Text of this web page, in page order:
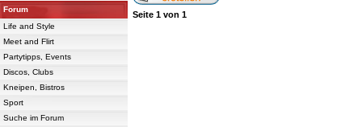
Forum
Life and Style
Meet and Flirt
Partytipps, Events
Discos, Clubs
Kneipen, Bistros
Sport
Suche im Forum
Seite 1 von 1